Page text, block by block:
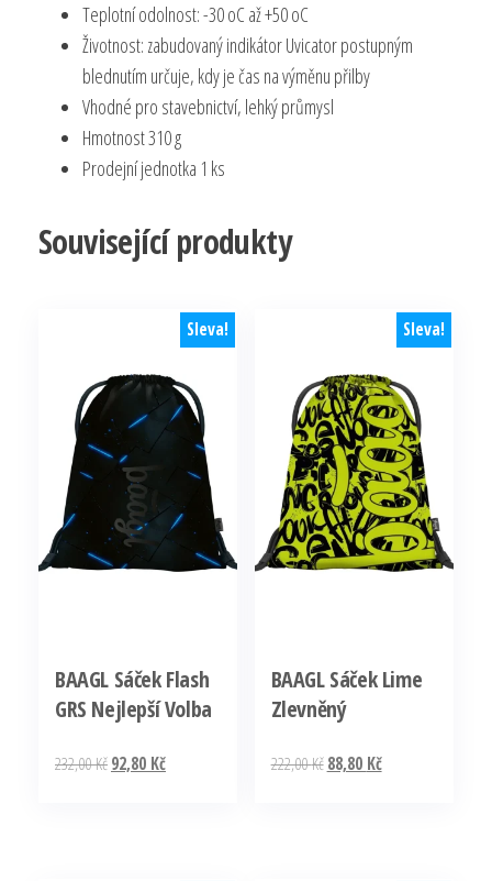
Teplotní odolnost: -30 oC až +50 oC
Životnost: zabudovaný indikátor Uvicator postupným
blednutím určuje, kdy je čas na výměnu přilby
Vhodné pro stavebnictví, lehký průmysl
Hmotnost 310 g
Prodejní jednotka 1 ks
Související produkty
Sleva!
BAAGL Sáček Flash
GRS Nejlepší Volba
232,00KčPůvodní
92,80 KčAktuální
Sleva!
BAAGL Sáček Lime
Zlevněný
222,00Kč Původní
88,80 KčAktuální